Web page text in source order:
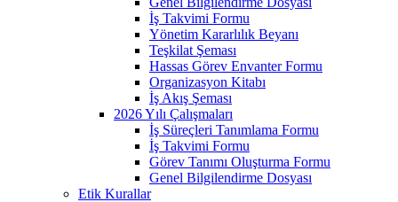
İş Takvimi Formu
Yönetim Kararlılık Beyanı
Teşkilat Şeması
Hassas Görev Envanter Formu
Organizasyon Kitabı
İş Akış Şeması
2026 Yılı Çalışmaları
İş Süreçleri Tanımlama Formu
İş Takvimi Formu
Görev Tanımı Oluşturma Formu
Genel Bilgilendirme Dosyası
Etik Kurallar